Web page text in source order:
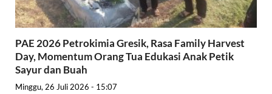
PAE 2026 Petrokimia Gresik, Rasa Family Harvest
Day, Momentum Orang Tua Edukasi Anak Petik
Sayur dan Buah
Minggu, 26 Juli 2026 - 15:07